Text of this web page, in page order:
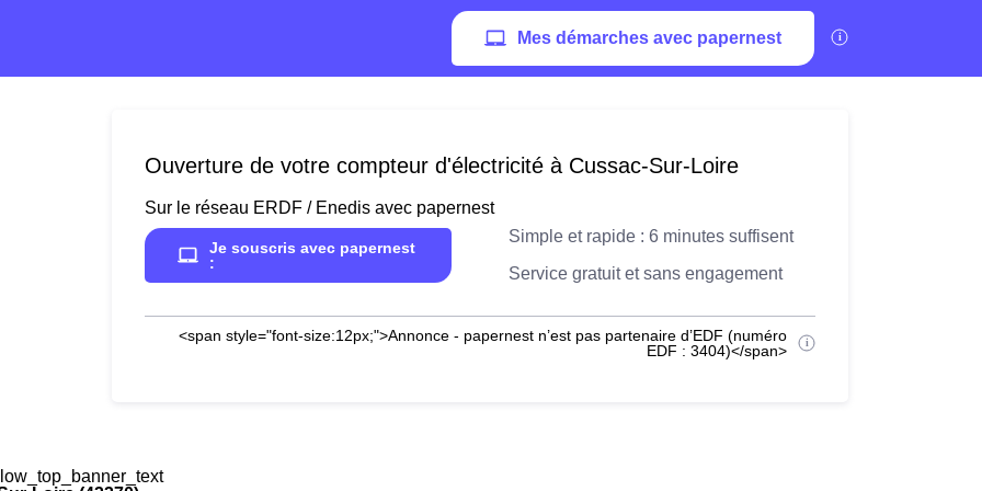
Mes démarches avec papernest
Ouverture de votre compteur d'électricité à Cussac-Sur-Loire
Sur le réseau ERDF / Enedis avec papernest
Je souscris avec papernest
:
Simple et rapide : 6 minutes suffisent
Service gratuit et sans engagement
<span style="font-size:12px;">Annonce - papernest n’est pas partenaire d’EDF (numéro
EDF : 3404)</span>